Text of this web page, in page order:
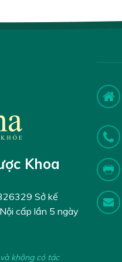
Khoa
Sở kế
cấp lần 5 ngày
không có tác